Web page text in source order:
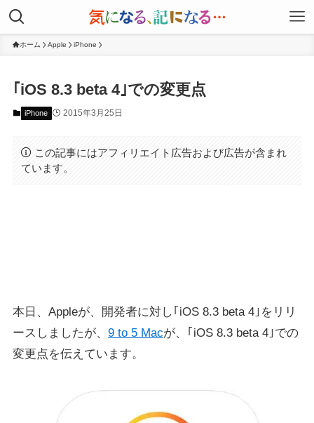
ホーム Apple iPhone
｢iOS 8.3 beta 4｣での変更点
iPhone 2015年3月25日
この記事にはアフィリエイト広告および広告が含まれ
ています。
本日、Appleが、開発者に対し｢iOS 8.3 beta 4｣をリリ
ースしましたが、 9 to 5 Macが、｢iOS 8.3 beta 4｣での
変更点を伝えています。